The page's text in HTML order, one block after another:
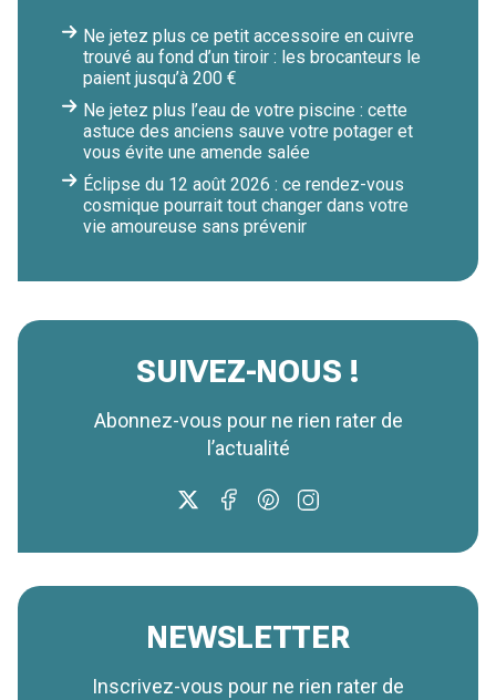
Ne jetez plus ce petit accessoire en cuivre
trouvé au fond d’un tiroir : les brocanteurs le
paient jusqu’à 200 €
Ne jetez plus l’eau de votre piscine : cette
astuce des anciens sauve votre potager et
vous évite une amende salée
Éclipse du 12 août 2026 : ce rendez-vous
cosmique pourrait tout changer dans votre
vie amoureuse sans prévenir
SUIVEZ-NOUS !
Abonnez-vous pour ne rien rater de
l’actualité
NEWSLETTER
Inscrivez-vous pour ne rien rater de